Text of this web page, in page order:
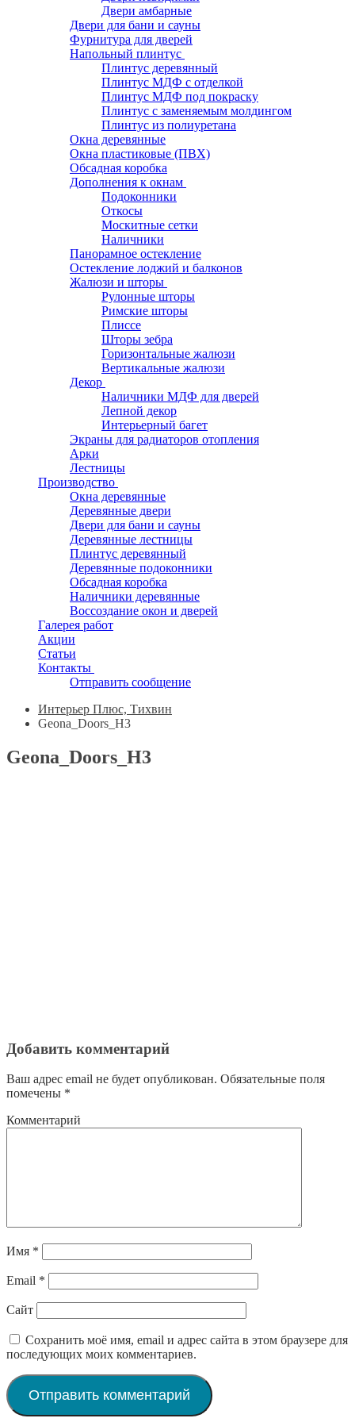
Двери амбарные
Двери для бани и сауны
Фурнитура для дверей
Напольный плинтус
Плинтус деревянный
Плинтус МДФ с отделкой
Плинтус МДФ под покраску
Плинтус с заменяемым молдингом
Плинтус из полиуретана
Окна деревянные
Окна пластиковые (ПВХ)
Обсадная коробка
Дополнения к окнам
Подоконники
Откосы
Москитные сетки
Наличники
Панорамное остекление
Остекление лоджий и балконов
Жалюзи и шторы
Рулонные шторы
Римские шторы
Плиссе
Шторы зебра
Горизонтальные жалюзи
Вертикальные жалюзи
Декор
Наличники МДФ для дверей
Лепной декор
Интерьерный багет
Экраны для радиаторов отопления
Арки
Лестницы
Производство
Окна деревянные
Деревянные двери
Двери для бани и сауны
Деревянные лестницы
Плинтус деревянный
Деревянные подоконники
Обсадная коробка
Наличники деревянные
Воссоздание окон и дверей
Галерея работ
Акции
Статьи
Контакты
Отправить сообщение
Интерьер Плюс, Тихвин
Geona_Doors_H3
Geona_Doors_H3
Добавить комментарий
Ваш адрес email не будет опубликован. Обязательные поля
помечены *
Комментарий
Имя *
Email *
Сайт
Сохранить моё имя, email и адрес сайта в этом браузере для
последующих моих комментариев.